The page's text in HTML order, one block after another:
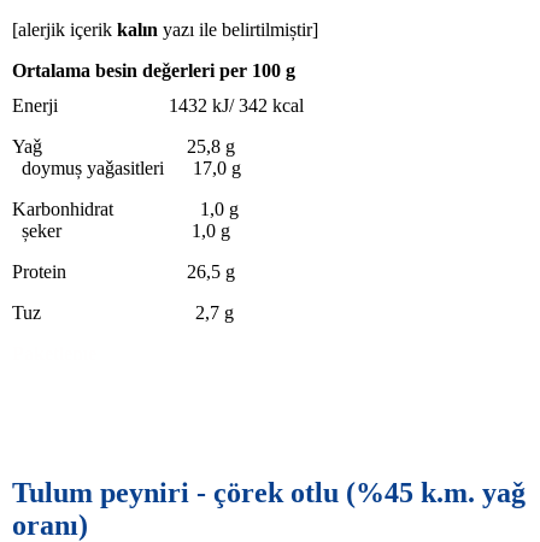
[alerjik içerik kalın yazı ile belirtilmiștir]
Ortalama besin deǧerleri per 100 g
Enerji 1432 kJ/ 342 kcal
Yaǧ 25,8 g
doymuș yaǧasitleri 17,0 g
Karbonhidrat 1,0 g
șeker 1,0 g
Protein 26,5 g
Tuz 2,7 g
Tulum peyniri - çörek otlu (%45 k.m. yaǧ
oranı)